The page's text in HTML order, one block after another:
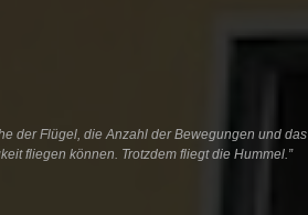
der Flügel, die Anzahl der Bewegungen und
fliegen können. Trotzdem fliegt die Hummel.”